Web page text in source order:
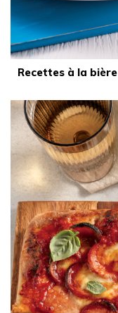
Recettes à la bière